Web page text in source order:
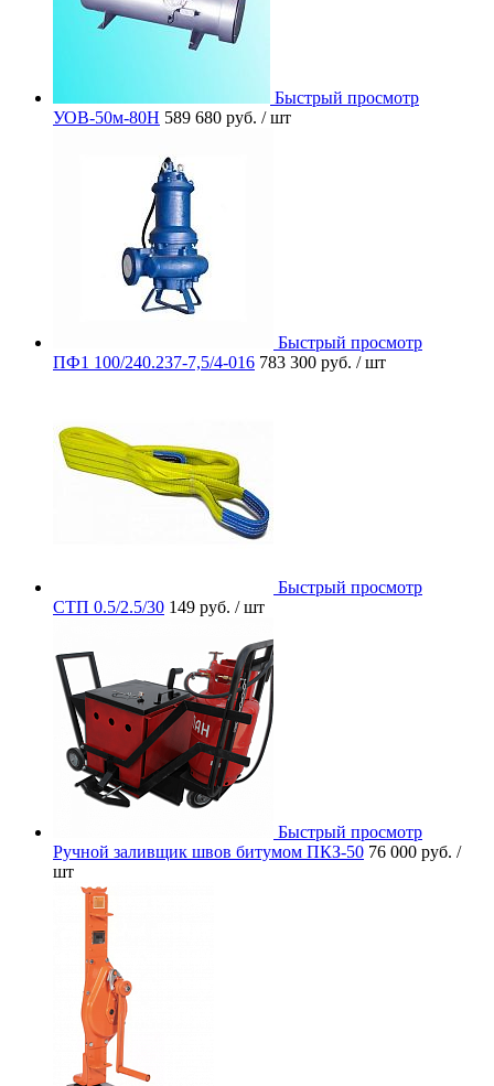
Быстрый просмотр
УОВ-50м-80Н 589 680 руб. / шт
Быстрый просмотр
ПФ1 100/240.237-7,5/4-016 783 300 руб. / шт
Быстрый просмотр
СТП 0.5/2.5/30 149 руб. / шт
Быстрый просмотр
Ручной заливщик швов битумом ПКЗ-50 76 000 руб. /
шт